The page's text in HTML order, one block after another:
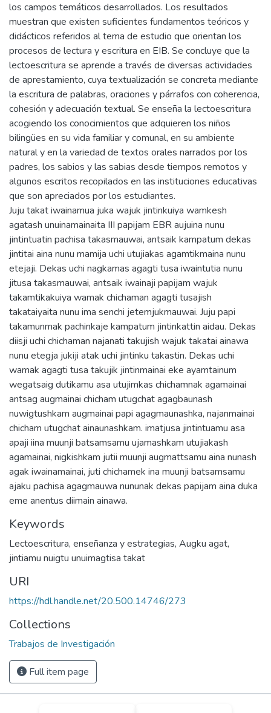
los campos temáticos desarrollados. Los resultados
muestran que existen suficientes fundamentos teóricos y
didácticos referidos al tema de estudio que orientan los
procesos de lectura y escritura en EIB. Se concluye que la
lectoescritura se aprende a través de diversas actividades
de aprestamiento, cuya textualización se concreta mediante
la escritura de palabras, oraciones y párrafos con coherencia,
cohesión y adecuación textual. Se enseña la lectoescritura
acogiendo los conocimientos que adquieren los niños
bilingües en su vida familiar y comunal, en su ambiente
natural y en la variedad de textos orales narrados por los
padres, los sabios y las sabias desde tiempos remotos y
algunos escritos recopilados en las instituciones educativas
que son apreciados por los estudiantes.
Juju takat iwainamua juka wajuk jintinkuiya wamkesh
agatash unuinamainaita III papijam EBR aujuina nunu
jintintuatin pachisa takasmauwai, antsaik kampatum dekas
jintitai aina nunu mamija uchi utujiakas agamtikmaina nunu
etejaji. Dekas uchi nagkamas agagti tusa iwaintutia nunu
jitusa takasmauwai, antsaik iwainaji papijam wajuk
takamtikakuiya wamak chichaman agagti tusajish
takataiyaita nunu ima senchi jetemjukmauwai. Juju papi
takamunmak pachinkaje kampatum jintinkattin aidau. Dekas
diisji uchi chichaman najanati takujish wajuk takatai ainawa
nunu etegja jukiji atak uchi jintinku takastin. Dekas uchi
wamak agagti tusa takujik jintinmainai eke ayamtainum
wegatsaig dutikamu asa utujimkas chichamnak agamainai
antsag augmainai chicham utugchat agagbaunash
nuwigtushkam augmainai papi agagmaunashka, najanmainai
chicham utugchat ainaunashkam. imatjusa jintintuamu asa
apaji iina muunji batsamsamu ujamashkam utujiakash
agamainai, nigkishkam jutii muunji augmattsamu aina nunash
agak iwainamainai, juti chichamek ina muunji batsamsamu
ajaku pachisa agagmauwa nununak dekas papijam aina duka
eme anentus diimain ainawa.
Keywords
Lectoescritura, enseñanza y estrategias, Augku agat,
jintiamu nuigtu unuimagtisa takat
URI
https://hdl.handle.net/20.500.14746/273
Collections
Trabajos de Investigación
Full item page